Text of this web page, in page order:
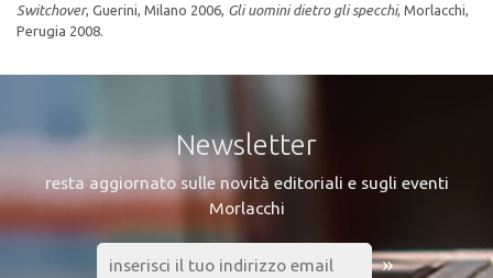
Switchover, Guerini, Milano 2006, Gli uomini dietro gli specchi, Morlacchi,
Perugia 2008.
Newsletter
resta aggiornato sulle novità editoriali e sugli eventi
Morlacchi
»